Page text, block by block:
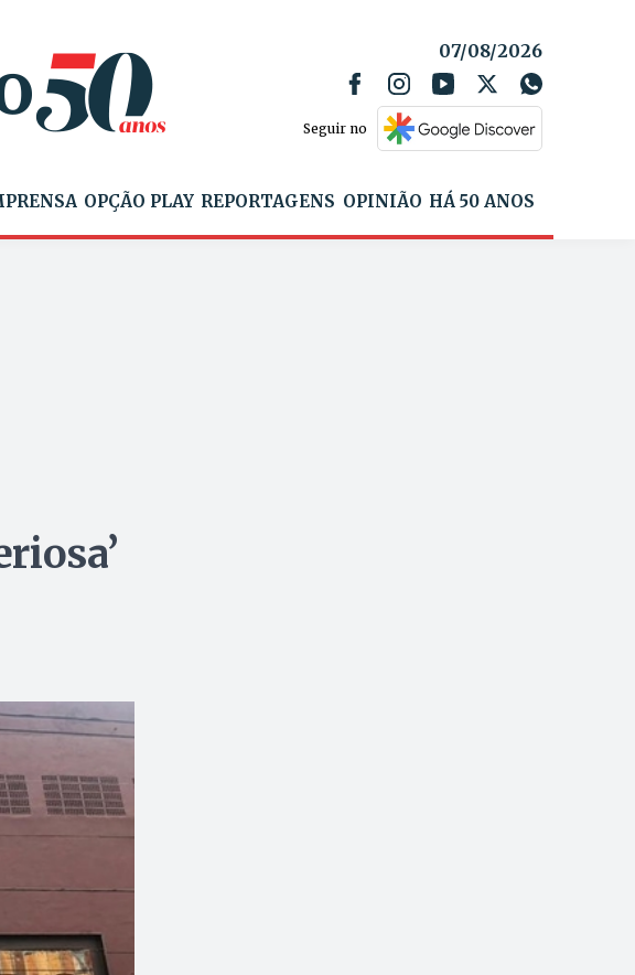
07/08/2026
Seguir no
OPÇÃO PLAY REPORTAGENS OPINIÃO HÁ 50 ANOS